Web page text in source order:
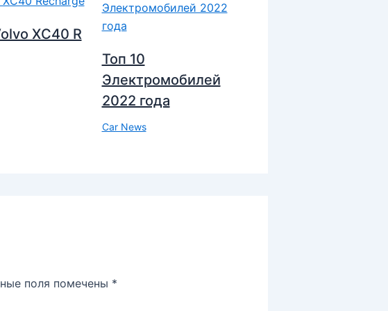
XC40 R
Топ 10
Электромобилей
2022 года
Car News
поля помечены *